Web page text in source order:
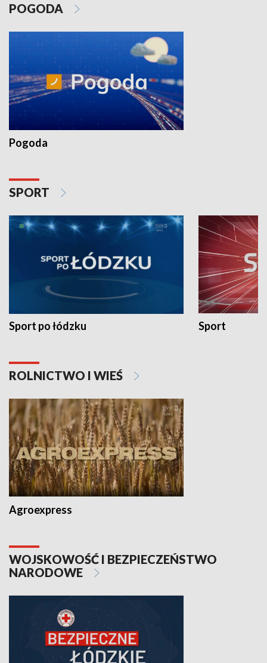
POGODA
Pogoda
SPORT
Sport po łódzku Sport
ROLNICTWO I WIEŚ
Agroexpress
WOJSKOWOŚĆ I BEZPIECZEŃSTWO
NARODOWE